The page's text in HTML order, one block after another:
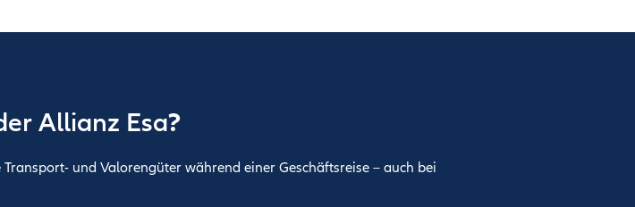
Allianz Esa?
und Valorengüter während einer Geschäftsreise – auch bei